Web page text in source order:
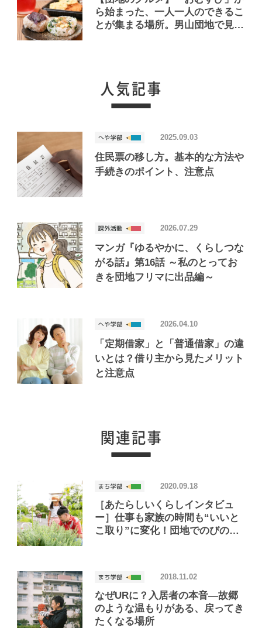
ら始まった、一人一人のできるこ
とが集まる場所。男山団地で見つ
住民票の移し方。基本的な方法や
手続きのポイント、注意点
2025.09.03
マンガ『ゆるやかに、くらしつな
がる話』第16話 ～私のとってお
きを団地フリマに出品編～
2026.07.29
「定期借家」と「普通借家」の違
いとは？借り主から見たメリット
と注意点
2026.04.10
［あたらしいくらしインタビュ
ー］仕事も家族の時間も“いいと
こ取り”に変化！団地でのびのび
2020.09.18
なぜURに？入居者の本音―故郷
のような温もりがある、戻ってき
たくなる場所
2018.11.02